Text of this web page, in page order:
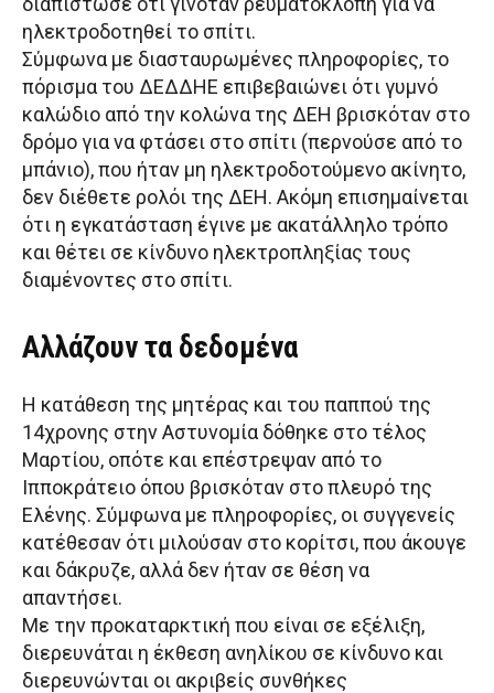
ηλεκτροδοτηθεί το σπίτι.
Σύμφωνα με διασταυρωμένες πληροφορίες, το
πόρισμα του ΔΕΔΔΗΕ επιβεβαιώνει ότι γυμνό
καλώδιο από την κολώνα της ΔΕΗ βρισκόταν στο
δρόμο για να φτάσει στο σπίτι (περνούσε από το
μπάνιο), που ήταν μη ηλεκτροδοτούμενο ακίνητο,
δεν διέθετε ρολόι της ΔΕΗ. Ακόμη επισημαίνεται
ότι η εγκατάσταση έγινε με ακατάλληλο τρόπο
και θέτει σε κίνδυνο ηλεκτροπληξίας τους
διαμένοντες στο σπίτι.
Αλλάζουν τα δεδομένα
Η κατάθεση της μητέρας και του παππού της
14χρονης στην Αστυνομία δόθηκε στο τέλος
Μαρτίου, οπότε και επέστρεψαν από το
Ιπποκράτειο όπου βρισκόταν στο πλευρό της
Ελένης. Σύμφωνα με πληροφορίες, οι συγγενείς
κατέθεσαν ότι μιλούσαν στο κορίτσι, που άκουγε
και δάκρυζε, αλλά δεν ήταν σε θέση να
απαντήσει.
Με την προκαταρκτική που είναι σε εξέλιξη,
διερευνάται η έκθεση ανηλίκου σε κίνδυνο και
διερευνώνται οι ακριβείς συνθήκες